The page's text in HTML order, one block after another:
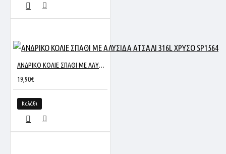
ΑΝΔΡΙΚΟ ΚΟΛΙΕ ΣΠΑΘΙ ΜΕ ΑΛΥΣΙΔΑ ΑΤΣΑΛΙ 316L ΧΡΥΣΟ SP1564
19,90€
Καλάθι